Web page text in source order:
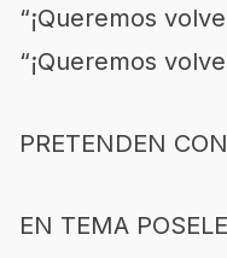
“¡Queremos
“¡Queremos
PRETENDEN
EN TEMA